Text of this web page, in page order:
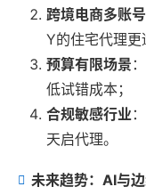
跨境电商多账
Y的住宅代理更
预算有限场景
低试错成本；
合规敏感行业
天启代理。
未来趋势：AI与